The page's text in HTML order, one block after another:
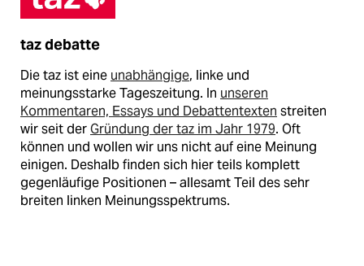
taz debatte
Die taz ist eine unabhängige, linke und
meinungsstarke Tageszeitung. In unseren
Kommentaren, Essays und Debattentexten streiten
wir seit derGründung der taz im Jahr 1979. Oft
können und wollen wir uns nicht auf eine Meinung
einigen. Deshalb finden sich hier teils komplett
gegenläufige Positionen – allesamt Teil des sehr
breiten linken Meinungsspektrums.